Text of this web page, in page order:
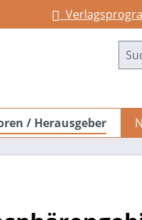
/ Herausgeber